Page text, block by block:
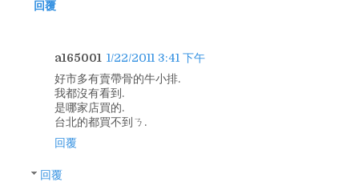
回覆
a165001 1/22/2011 3:41 下午
好市多有賣帶骨的牛小排.
我都沒有看到.
是哪家店買的.
台北的都買不到ㄋ.
回覆
回覆